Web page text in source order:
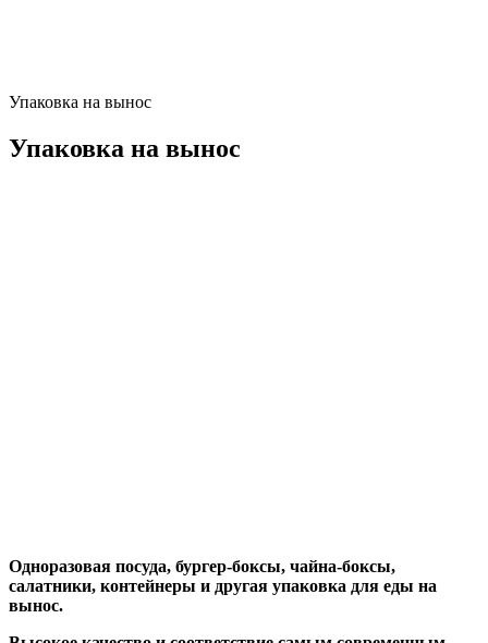
Упаковка на вынос
Упаковка на вынос
Одноразовая посуда, бургер-боксы, чайна-боксы,
салатники, контейнеры и другая упаковка для еды на
вынос.